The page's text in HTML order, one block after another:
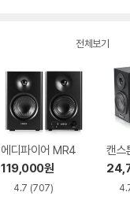
전체보기
에디파이어 MR4
119,000원
4.7 (707)
캔스